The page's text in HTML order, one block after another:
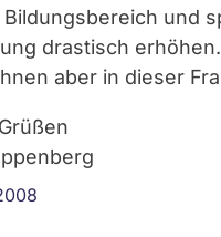
und
drastisch erhöhen.
aber in dieser